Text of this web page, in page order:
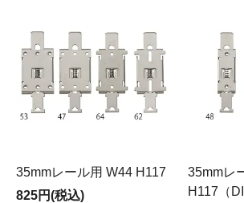
35mmレール用 W44 H117
825円(税込)
35mmレ
H117（